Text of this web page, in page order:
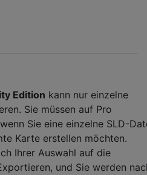
Edition kann nur einzelne
Sie müssen auf Pro
Sie eine einzelne SLD-
Karte erstellen möchten.
Ihrer Auswahl auf die
und Sie werden